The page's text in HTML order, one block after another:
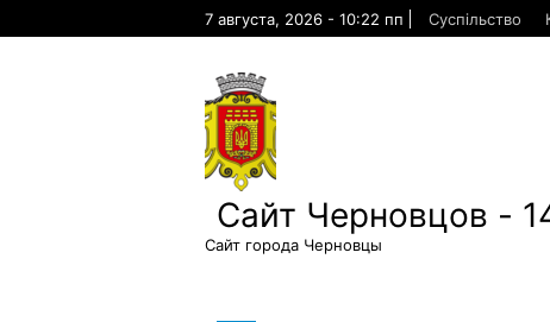
7 августа, 2026 - 10:22 пп Суспільство
Сайт Черновцов -
Сайт города Черновцы